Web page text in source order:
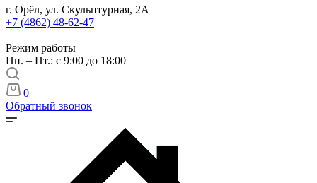
г. Орёл, ул. Скульптурная, 2А
+7 (4862) 48-62-47
Режим работы
Пн. – Пт.: с 9:00 до 18:00
0
Обратный звонок